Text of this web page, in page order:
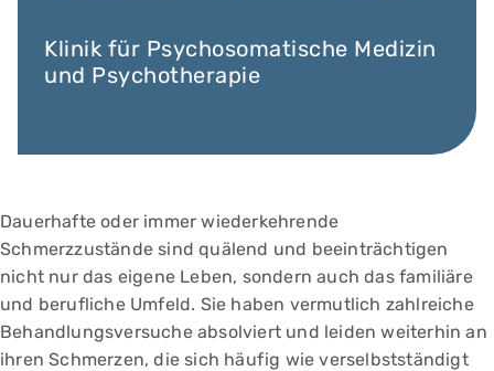
Klinik für Psychosomatische Medizin
und Psychotherapie
Dauerhafte oder immer wiederkehrende
Schmerzzustände sind quälend und beeinträchtigen
nicht nur das eigene Leben, sondern auch das familiäre
und berufliche Umfeld. Sie haben vermutlich zahlreiche
Behandlungsversuche absolviert und leiden weiterhin an
ihren Schmerzen, die sich häufig wie verselbstständigt